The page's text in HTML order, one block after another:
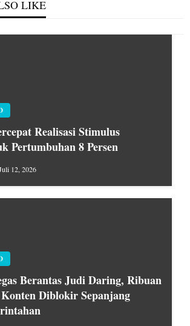
LIKE
Realisasi Stimulus
Pertumbuhan 8 Persen
12, 2026
Berantas Judi Daring, Ribuan
Diblokir Sepanjang